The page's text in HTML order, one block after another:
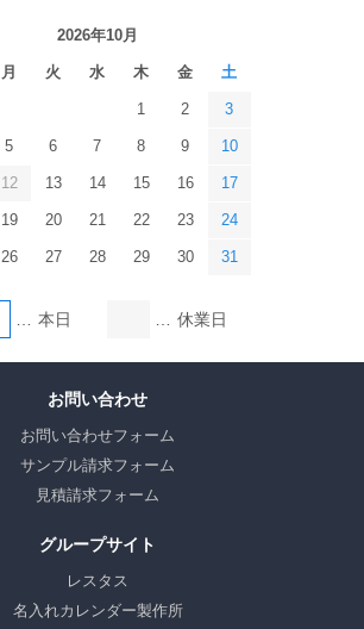
2026年10月
月 火 水 木 金 土
1 2 3
5 6 7 8 9 10
12 13 14 15 16 17
19 20 21 22 23 24
26 27 28 29 30 31
本日 休業日
お問い合わせ
お問い合わせフォーム
サンプル請求フォーム
見積請求フォーム
グループサイト
レスタス
名入れカレンダー製作所